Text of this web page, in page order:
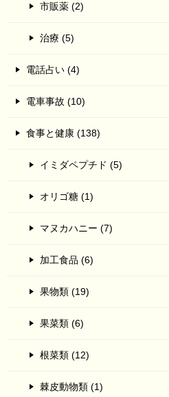
市販薬 (2)
治療 (5)
電話占い (4)
電車事故 (10)
食事と健康 (138)
イミダペプチド (5)
オリゴ糖 (1)
マヌカハニー (7)
加工食品 (6)
果物類 (19)
果菜類 (6)
根菜類 (12)
棘皮動物類 (1)